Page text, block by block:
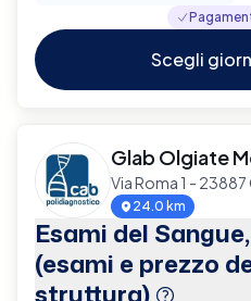
Scegli
Glab Olgiate
Via Roma 1 -
24.0 km
Esami del
(esami e prezzo
struttura)